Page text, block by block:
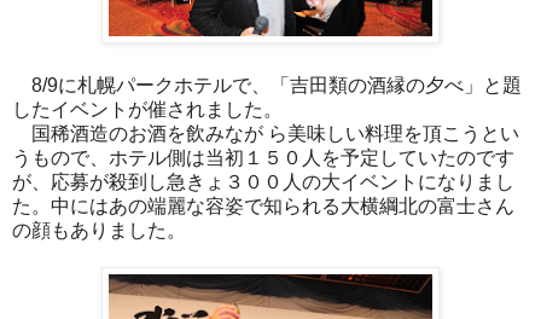
8/9に札幌パークホテルで、
「吉田類の酒縁の夕べ」と題
したイベントが催されました。
国稀酒造のお酒を飲みなが ら美味しい料理を頂こうとい
うもので、 ホテル側は当初１５０人を予定していたのです
が、 応募が殺到し急きょ３００人の大イベントになりまし
た。 中にはあの端麗な容姿で知られる大横綱北の富士さん
の顔もありま した。